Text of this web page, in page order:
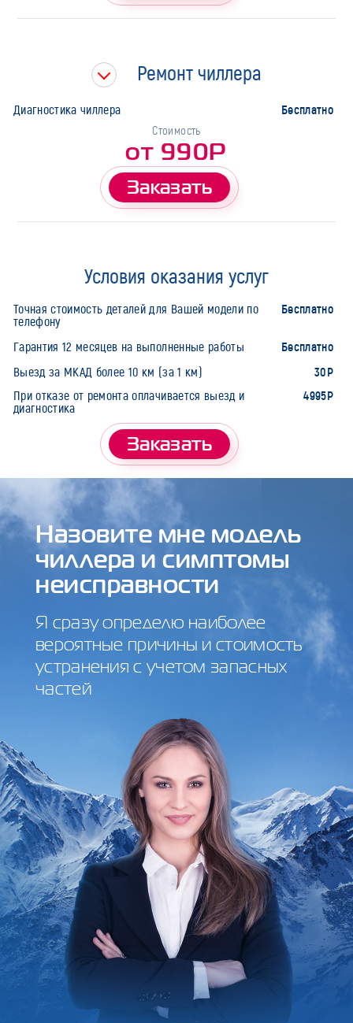
Ремонт чиллера
Диагностика чиллера Бесплатно
Стоимость
от 990Р
Заказать
Условия оказания услуг
Точная стоимость деталей для Вашей модели по
телефону
Бесплатно
Гарантия 12 месяцев на выполненные работы Бесплатно
Выезд за МКАД более 10 км (за 1 км) 30Р
При отказе от ремонта оплачивается выезд и
диагностика
4995Р
Заказать
Назовите мне модель
чиллера и симптомы
неисправности
Я сразу определю наиболее
вероятные причины и стоимость
устранения с учетом запасных
частей